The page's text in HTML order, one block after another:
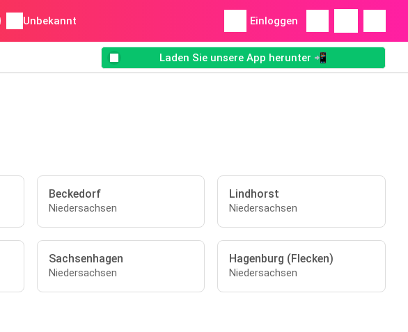
Unbekannt Einloggen
Laden Sie unsere App herunter 📲
Beckedorf
Niedersachsen
Lindhorst
Niedersachsen
Sachsenhagen
Niedersachsen
Hagenburg (Flecken)
Niedersachsen